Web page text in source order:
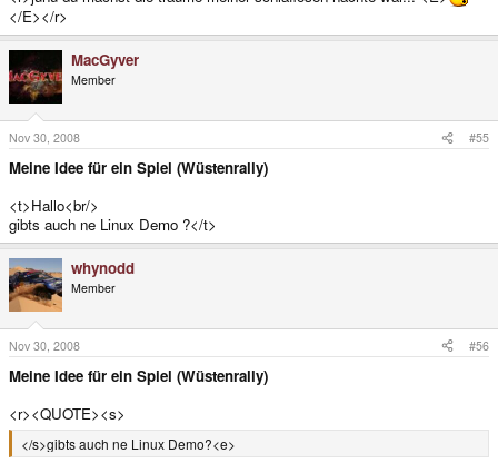
</E></r>
MacGyver
Member
Nov 30, 2008 #55
Meine Idee für ein Spiel (Wüstenrally)
<t>Hallo<br/>
gibts auch ne Linux Demo ?</t>
whynodd
Member
Nov 30, 2008 #56
Meine Idee für ein Spiel (Wüstenrally)
<r><QUOTE><s>
</s>gibts auch ne Linux Demo?<e>